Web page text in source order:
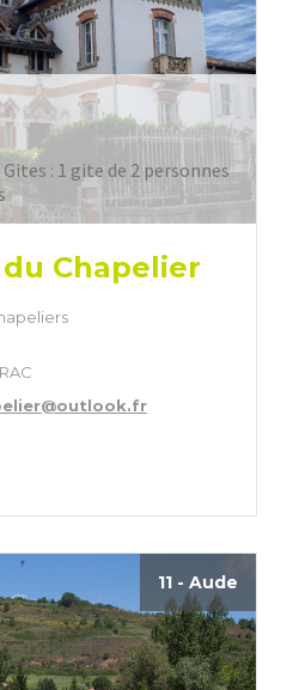
: 1 gite de 2 personnes
Chapelier
11 - Aude